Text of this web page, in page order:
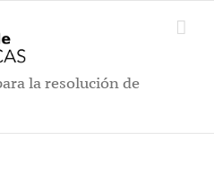
la resolución de